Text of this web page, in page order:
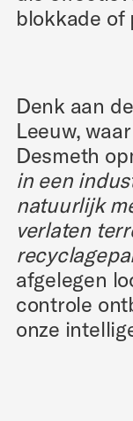
blokkade of
Denk aan
Leeuw,
Desmeth
in een
natuurlijk
verlaten
afgelegen
controle
onze